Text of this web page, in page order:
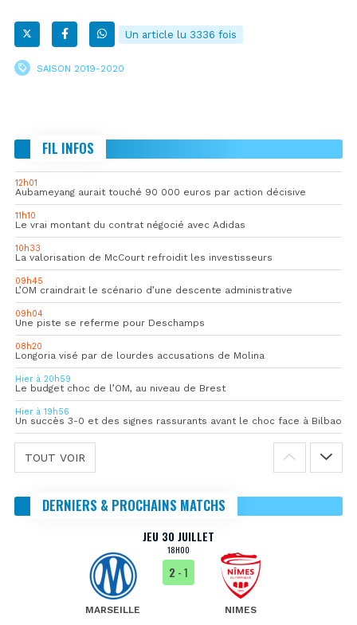
Un article lu 3336 fois
SAISON 2019-2020
FIL INFOS
12h01
Aubameyang aurait touché 90 000 euros par action décisive
11h10
Le vrai montant du contrat négocié avec Adidas
10h33
La valorisation de McCourt refroidit les investisseurs
09h45
L’OM craindrait le scénario d’une descente administrative
09h04
Une piste se referme pour Deschamps
08h20
Longoria visé par de lourdes accusations de Molina
Hier à 20h59
Le budget choc de l’OM, au niveau de Brest
Hier à 19h56
Un succès 3-0 et des signes rassurants avant le choc face à Bilbao
TOUT VOIR
DERNIERS & PROCHAINS MATCHS
JEU 30 JUILLET
18H00
MARSEILLE
2 - 1
NIMES